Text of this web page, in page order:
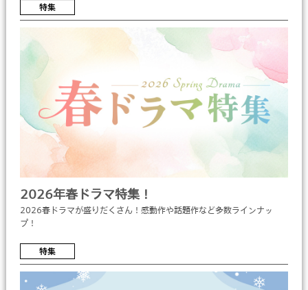
特集
2026年春ドラマ特集！
2026春ドラマが盛りだくさん！感動作や話題作など多数ラインナッ
プ！
特集